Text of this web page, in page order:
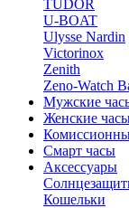
TUDOR
U-BOAT
Ulysse Nardin
Victorinox
Zenith
Zeno-Watch
Мужские
Женские
Смарт часы
Аксессуары
Кошельки